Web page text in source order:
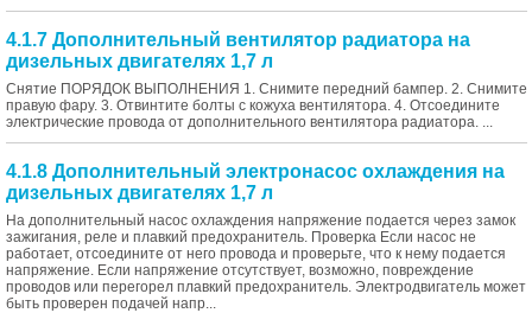
4.1.7 Дополнительный вентилятор радиатора на
дизельных двигателях 1,7 л
Снятие ПОРЯДОК ВЫПОЛНЕНИЯ 1. Снимите передний бампер. 2. Снимите
правую фару. 3. Отвинтите болты с кожуха вентилятора. 4. Отсоедините
электрические провода от дополнительного вентилятора радиатора. ...
4.1.8 Дополнительный электронасос охлаждения на
дизельных двигателях 1,7 л
На дополнительный насос охлаждения напряжение подается через замок
зажигания, реле и плавкий предохранитель. Проверка Если насос не
работает, отсоедините от него провода и проверьте, что к нему подается
напряжение. Если напряжение отсутствует, возможно, повреждение
проводов или перегорел плавкий предохранитель. Электродвигатель может
быть проверен подачей напр...